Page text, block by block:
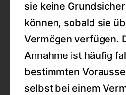
sie keine
können, sobald sie
Vermögen verfügen.
Annahme ist häufig
bestimmten
selbst bei einem